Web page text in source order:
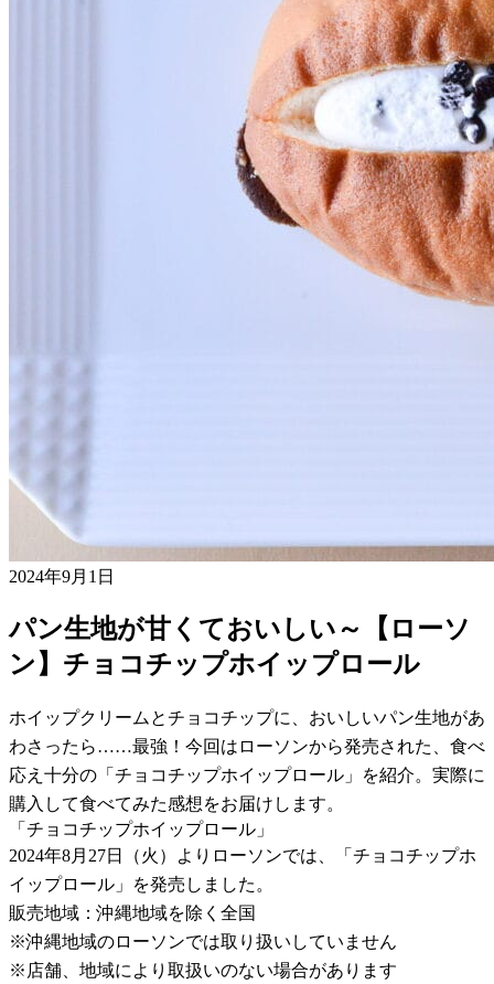
2024年9月1日
パン生地が甘くておいしい～【ローソ
ン】チョコチップホイップロール
ホイップクリームとチョコチップに、おいしいパン生地があ
わさったら……最強！今回はローソンから発売された、食べ
応え十分の「チョコチップホイップロール」を紹介。実際に
購入して食べてみた感想をお届けします。
「チョコチップホイップロール」
2024年8月27日（火）よりローソンでは、「チョコチップホ
イップロール」を発売しました。
販売地域：沖縄地域を除く全国
※沖縄地域のローソンでは取り扱いしていません
※店舗、地域により取扱いのない場合があります